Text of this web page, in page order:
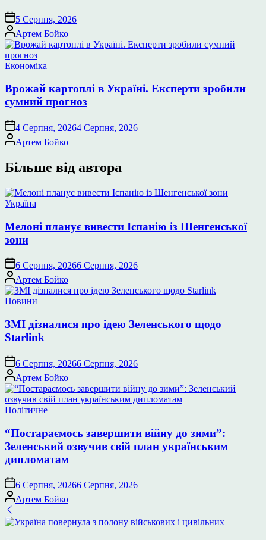
5 Серпня, 2026
Опубліковано
Артем Бойко
Опублікувати
Економіка
Врожай картоплі в Україні. Експерти зробили
сумний прогноз
4 Серпня, 20264 Серпня, 2026
Опубліковано
Артем Бойко
Більше від автора
Опублікувати
Україна
Мелоні планує вивести Іспанію із Шенгенської
зони
6 Серпня, 20266 Серпня, 2026
Опубліковано
Артем Бойко
Опублікувати
Новини
ЗМІ дізналися про ідею Зеленського щодо
Starlink
6 Серпня, 20266 Серпня, 2026
Опубліковано
Артем Бойко
Опублікувати
Політичне
“Постараємось завершити війну до зими”:
Зеленський озвучив свій план українським
дипломатам
6 Серпня, 20266 Серпня, 2026
Опубліковано
Артем Бойко